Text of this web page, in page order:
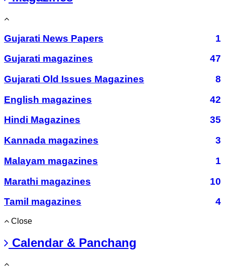
Gujarati News Papers
1
Gujarati magazines
47
Gujarati Old Issues Magazines
8
English magazines
42
Hindi Magazines
35
Kannada magazines
3
Malayam magazines
1
Marathi magazines
10
Tamil magazines
4
Close
Calendar & Panchang